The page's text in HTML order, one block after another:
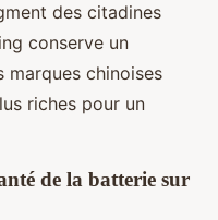
des citadines
conserve un
marques chinoises
riches pour un
de la batterie sur